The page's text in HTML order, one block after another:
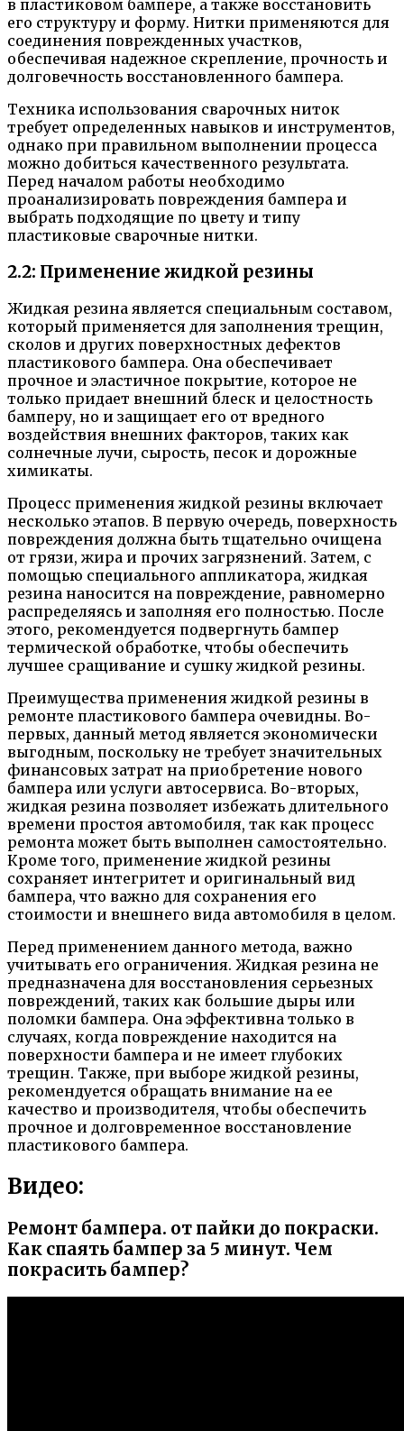
в пластиковом бампере, а также восстановить
его структуру и форму. Нитки применяются для
соединения поврежденных участков,
обеспечивая надежное скрепление, прочность и
долговечность восстановленного бампера.
Техника использования сварочных ниток
требует определенных навыков и инструментов,
однако при правильном выполнении процесса
можно добиться качественного результата.
Перед началом работы необходимо
проанализировать повреждения бампера и
выбрать подходящие по цвету и типу
пластиковые сварочные нитки.
2.2: Применение жидкой резины
Жидкая резина является специальным составом,
который применяется для заполнения трещин,
сколов и других поверхностных дефектов
пластикового бампера. Она обеспечивает
прочное и эластичное покрытие, которое не
только придает внешний блеск и целостность
бамперу, но и защищает его от вредного
воздействия внешних факторов, таких как
солнечные лучи, сырость, песок и дорожные
химикаты.
Процесс применения жидкой резины включает
несколько этапов. В первую очередь, поверхность
повреждения должна быть тщательно очищена
от грязи, жира и прочих загрязнений. Затем, с
помощью специального аппликатора, жидкая
резина наносится на повреждение, равномерно
распределяясь и заполняя его полностью. После
этого, рекомендуется подвергнуть бампер
термической обработке, чтобы обеспечить
лучшее сращивание и сушку жидкой резины.
Преимущества применения жидкой резины в
ремонте пластикового бампера очевидны. Во-
первых, данный метод является экономически
выгодным, поскольку не требует значительных
финансовых затрат на приобретение нового
бампера или услуги автосервиса. Во-вторых,
жидкая резина позволяет избежать длительного
времени простоя автомобиля, так как процесс
ремонта может быть выполнен самостоятельно.
Кроме того, применение жидкой резины
сохраняет интегритет и оригинальный вид
бампера, что важно для сохранения его
стоимости и внешнего вида автомобиля в целом.
Перед применением данного метода, важно
учитывать его ограничения. Жидкая резина не
предназначена для восстановления серьезных
повреждений, таких как большие дыры или
поломки бампера. Она эффективна только в
случаях, когда повреждение находится на
поверхности бампера и не имеет глубоких
трещин. Также, при выборе жидкой резины,
рекомендуется обращать внимание на ее
качество и производителя, чтобы обеспечить
прочное и долговременное восстановление
пластикового бампера.
Видео:
Ремонт бампера. от пайки до покраски.
Как спаять бампер за 5 минут. Чем
покрасить бампер?